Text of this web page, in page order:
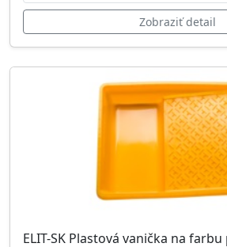
Zobraziť detail
ELIT-SK Plastová vanička na